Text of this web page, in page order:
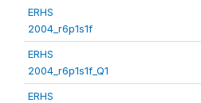
ERHS
2004_r6p1s1f
ERHS
2004_r6p1s1f_Q1
ERHS